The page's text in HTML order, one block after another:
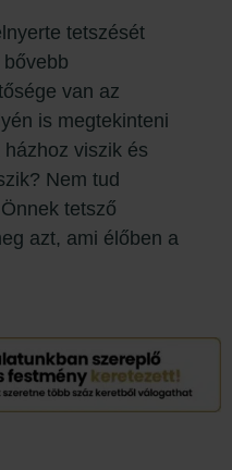
tetszését
van az
is megtekinteni
viszik és
Nem tud
tetsző
azt, ami élőben a